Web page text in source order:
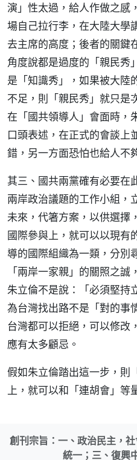
演」性太過，給人作做之感
場自己拉行李，在大陸大學
去主席的高度；後者的關鍵
角度說都是過度的「親民秀
是「知識秀」，如果被大陸
不足，則「親民秀」就只是
在「國共領導人」會面時，
口頭表述，在正式的會談上
錯，另一方面恐怕也給人不
其三、國共兩黨確有必要在
兩岸政治議題的工作小組，
未來，代箸方案，以供選擇
國際參與上，就可以以現有
導的國際組織為一類，分別
「兩岸一家親」的關照之
朱立倫不是說：「必須堅持
為台灣找出路不是「對的事
台灣都可以拒絕，可以修改
應有太多顧忌。
假如朱立倫踏出這一步，則
上，就可以和「連胡會」
創刊宗旨：一、政治民主，
統一；三、復興